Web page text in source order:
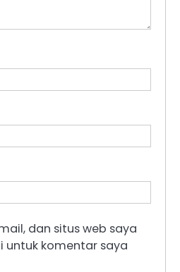
dan situs web saya
untuk komentar saya